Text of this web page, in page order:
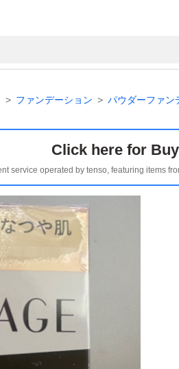
ファンデーション パウダーファン
Click here for
service operated by tenso, featuring items